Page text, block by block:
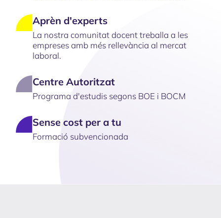
Aprèn d'experts
La nostra comunitat docent treballa a les
empreses amb més rellevància al mercat
laboral.
Centre Autoritzat
Programa d'estudis segons BOE i BOCM
Sense cost per a tu
Formació subvencionada